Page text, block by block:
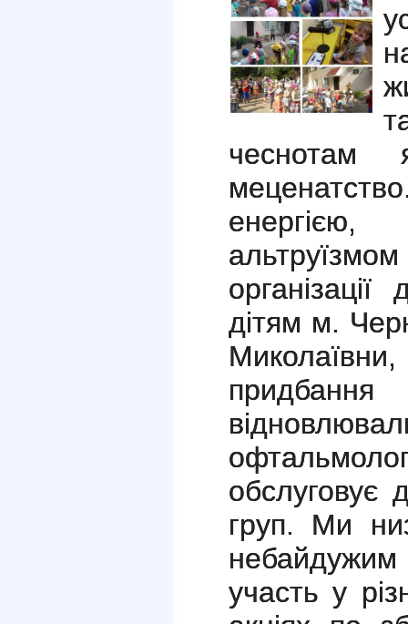
чеснотам
дітям м.
обслуговує
груп. Ми
участь у